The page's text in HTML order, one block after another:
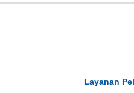
Layanan